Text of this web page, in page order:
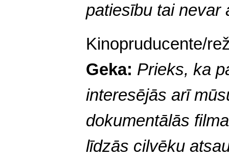
patiesību tai nevar
Kinopruducente/
Geka: Prieks, ka
interesējās arī
dokumentālās
līdzās cilvēku